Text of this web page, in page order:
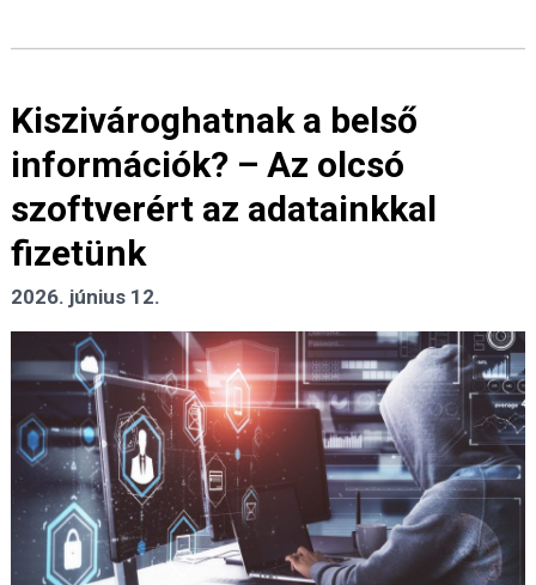
Kiszivároghatnak a belső
információk? – Az olcsó
szoftverért az adatainkkal
fizetünk
2026. június 12.